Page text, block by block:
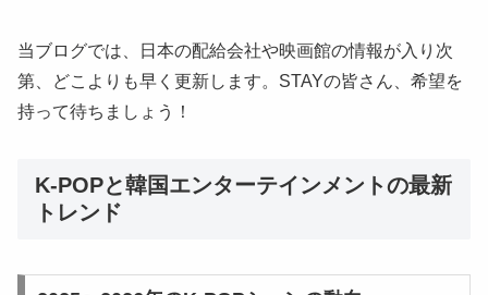
当ブログでは、日本の配給会社や映画館の情報が入り次
第、どこよりも早く更新します。STAYの皆さん、希望を
持って待ちましょう！
K-POPと韓国エンターテインメントの最新
トレンド